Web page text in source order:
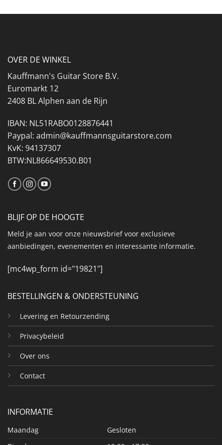
OVER DE WINKEL
Kauffmann's Guitar Store B.V.
Euromarkt 12
2408 BL Alphen aan de Rijn
IBAN: NL51RABO0128876441
Paypal: admin@kauffmannsguitarstore.com
KvK: 94137307
BTW:NL866649530.B01
BESTELLINGEN & ONDERSTEUNING
Levering en Retourzending
Privacybeleid
Over ons
Contact
INFORMATIE
Maandag
Gesloten
BLIJF OP DE HOOGTE
Meld je aan voor onze nieuwsbrief voor exclusieve
aanbiedingen, evenementen en interessante informatie.
[mc4wp_form id="19821"]